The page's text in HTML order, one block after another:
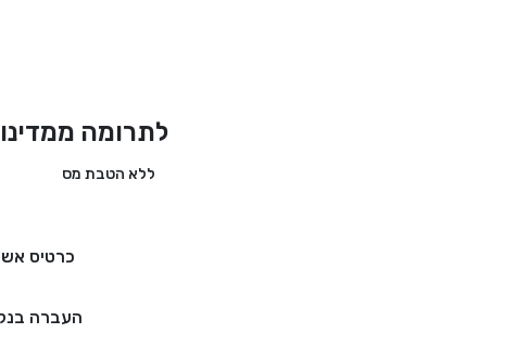
לתרומה
ללא הטבת מס
כרטיס
העברה